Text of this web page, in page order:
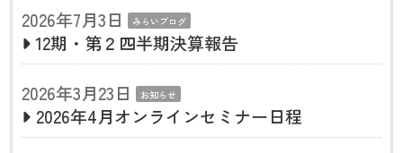
2026年7月3日
みらいブログ
12期・第２四半期決算報告
2026年3月23日
お知らせ
2026年4月オンラインセミナー日程